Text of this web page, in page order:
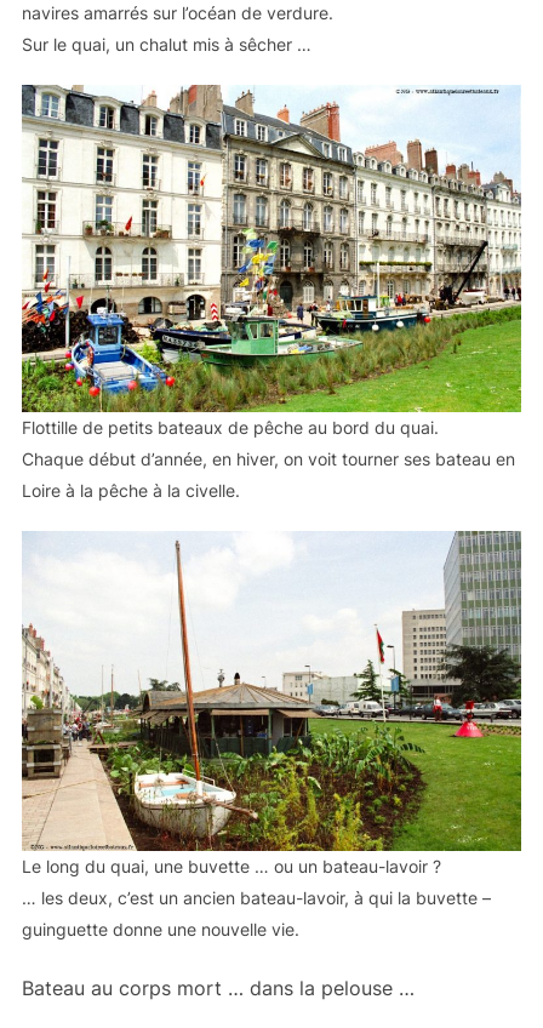
navires amarrés sur l’océan de verdure.
Sur le quai, un chalut mis à sêcher …
Flottille de petits bateaux de pêche au bord du quai.
Chaque début d’année, en hiver, on voit tourner ses bateau en
Loire à la pêche à la civelle.
Le long du quai, une buvette … ou un bateau-lavoir ?
… les deux, c’est un ancien bateau-lavoir, à qui la buvette –
guinguette donne une nouvelle vie.
Bateau au corps mort … dans la pelouse …